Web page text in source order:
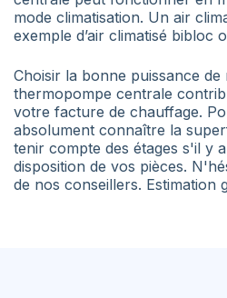
mode climatisation. Un air
exemple d’air climatisé bibloc
Choisir la bonne puissance
thermopompe centrale
votre facture de chauffage.
absolument connaître la
tenir compte des étages s'il y
disposition de vos pièces.
de nos conseillers. Estimation